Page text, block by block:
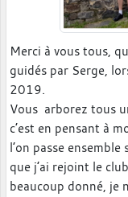
Merci à vous tous,
guidés par Serge,
2019.
Vous arborez tous
c’est en pensant à
l’on passe
que j’ai rejoint le
beaucoup donné, je